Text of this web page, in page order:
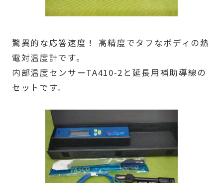
驚異的な応答速度！ 高精度でタフなボディの熱
電対温度計です。
内部温度センサーTA410-2と延長用補助導線の
セットです。